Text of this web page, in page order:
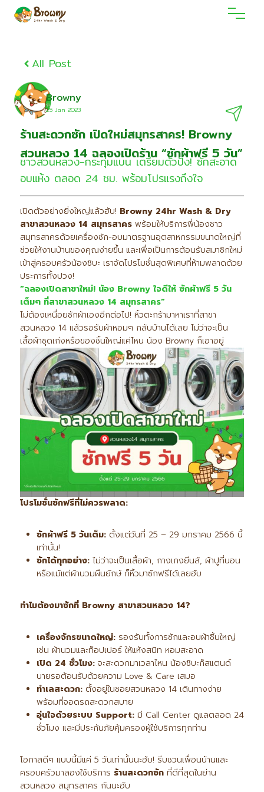
All Post
Browny
25 Jan 2O23
ร้านสะดวกซัก เปิดใหม่สมุทรสาคร! Browny
สวนหลวง 14 ฉลองเปิดร้าน “ซักผ้าฟรี 5 วัน”
ชาวสวนหลวง-กระทุ่มแบน เตรียมตัวปัง! ซักสะอาด
อบแห้ง ตลอด 24 ชม. พร้อมโปรแรงถึงใจ
เปิดตัวอย่างยิ่งใหญ่แล้วฮับ! Browny 24hr Wash & Dry
สาขาสวนหลวง 14 สมุทรสาคร พร้อมให้บริการพี่น้องชาว
สมุทรสาครด้วยเครื่องซัก-อบมาตรฐานอุตสาหกรรมขนาดใหญ่ที่
ช่วยให้งานบ้านของคุณง่ายขึ้น และเพื่อเป็นการต้อนรับสมาชิกใหม่
เข้าสู่ครอบครัวน้องชิบะ เราจัดโปรโมชั่นสุดพิเศษที่ห้ามพลาดด้วย
ประการทั้งปวง!
“ฉลองเปิดสาขาใหม่! น้อง Browny ใจดีให้ ซักผ้าฟรี 5 วัน
เต็มๆ ที่สาขาสวนหลวง 14 สมุทรสาคร”
ไม่ต้องเหนื่อยซักผ้าเองอีกต่อไป! หิ้วตะกร้ามาหาเราที่สาขา
สวนหลวง 14 แล้วรอรับผ้าหอมๆ กลับบ้านได้เลย ไม่ว่าจะเป็น
เสื้อผ้าชุดเก่งหรือของชิ้นใหญ่แค่ไหน น้อง Browny ก็เอาอยู่
โปรโมชั่นซักฟรีที่ไม่ควรพลาด:
ซักผ้าฟรี 5 วันเต็ม: ตั้งแต่วันที่ 25 – 29 มกราคม 2566 นี้
เท่านั้น!
ซักได้ทุกอย่าง: ไม่ว่าจะเป็นเสื้อผ้า, กางเกงยีนส์, ผ้าปูที่นอน
หรือแม้แต่ผ้านวมผืนยักษ์ ก็หิ้วมาซักฟรีได้เลยฮับ
ทำไมต้องมาซักที่ Browny สาขาสวนหลวง 14?
เครื่องจักรขนาดใหญ่: รองรับทั้งการซักและอบผ้าชิ้นใหญ่
เช่น ผ้านวมและท็อปเปอร์ ให้แห้งสนิท หอมสะอาด
เปิด 24 ชั่วโมง: จะสะดวกมาเวลาไหน น้องชิบะก็สแตนด์
บายรอต้อนรับด้วยความ Love & Care เสมอ
ทำเลสะดวก: ตั้งอยู่ในซอยสวนหลวง 14 เดินทางง่าย
พร้อมที่จอดรถสะดวกสบาย
อุ่นใจด้วยระบบ Support: มี Call Center ดูแลตลอด 24
ชั่วโมง และมีประกันภัยคุ้มครองผู้ใช้บริการทุกท่าน
โอกาสดีๆ แบบนี้มีแค่ 5 วันเท่านั้นนะฮับ! รีบชวนเพื่อนบ้านและ
ครอบครัวมาลองใช้บริการ ร้านสะดวกซัก ที่ดีที่สุดในย่าน
สวนหลวง สมุทรสาคร กันนะฮับ